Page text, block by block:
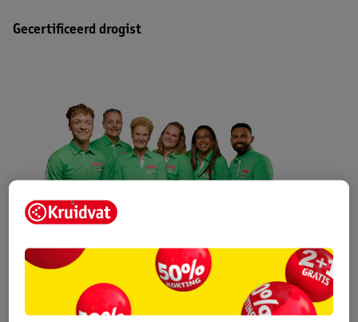
Gecertificeerd drogist
Kruidvat is een erkend specialist in
zelfzorg, ook online. Wat je